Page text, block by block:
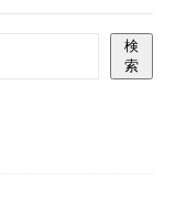
検
索